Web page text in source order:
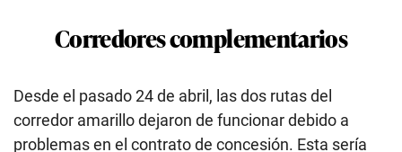
Corredores complementarios
Desde el pasado 24 de abril, las dos rutas del
corredor amarillo dejaron de funcionar debido a
problemas en el contrato de concesión. Esta sería